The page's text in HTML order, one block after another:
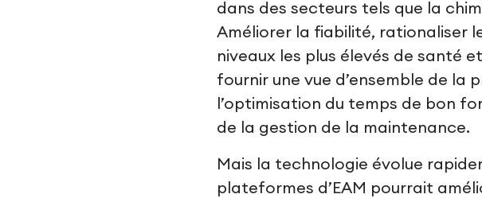
dans des secteurs tels que la
Améliorer la fiabilité, rationaliser
niveaux les plus élevés de santé
fournir une vue d’ensemble de
l’optimisation du temps de bon
de la gestion de la maintenance.
Mais la technologie évolue
plateformes d’EAM pourrait